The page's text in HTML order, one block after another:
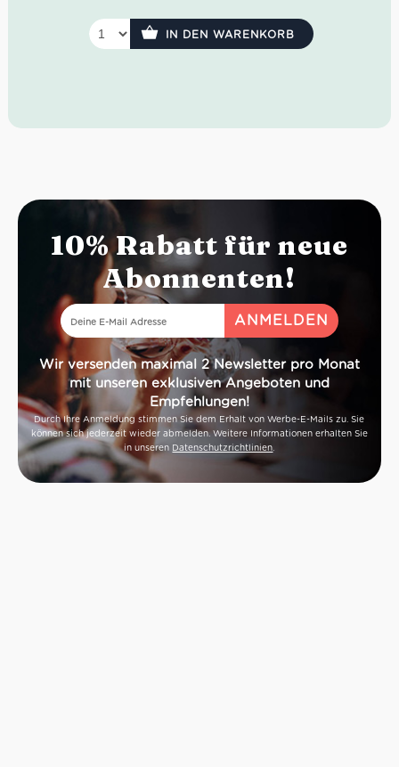
IN DEN WARENKORB
10% Rabatt für neue
Abonnenten!
Wir versenden maximal 2 Newsletter pro Monat
mit unseren exklusiven Angeboten und
Empfehlungen!
Durch Ihre Anmeldung stimmen Sie dem Erhalt von Werbe-E-Mails zu. Sie
können sich jederzeit wieder abmelden. Weitere Informationen erhalten Sie
in unseren Datenschutzrichtlinien